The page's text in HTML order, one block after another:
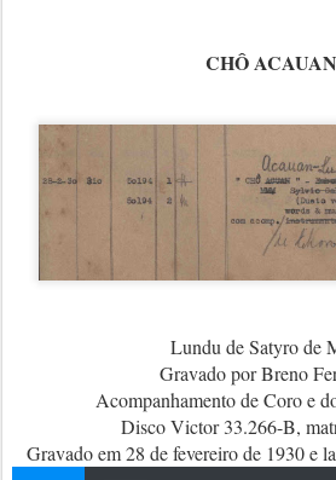
CHÔ ACAUAN
Lundu de Satyro de
Gravado por Breno
Acompanhamento de Coro e
Disco Victor 33.266-B,
Gravado em 28 de fevereiro de 1930 e